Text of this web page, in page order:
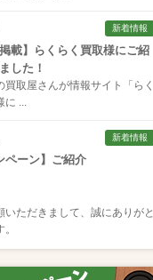
新着情報
掲載】らくらく買取様にご紹
した！
買取屋さんが情報サイト「 らく
に ...
新着情報
ペーン】ご紹介
いただきまして、誠にありがと
着情報
ペーン】ご紹介